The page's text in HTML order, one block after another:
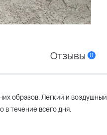
Отзывы 0
образов. Легкий и
в течение всего дня.